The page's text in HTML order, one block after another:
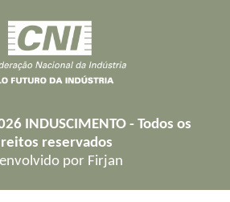
INDUSCIMENTO - Todos os
reservados
por Firjan